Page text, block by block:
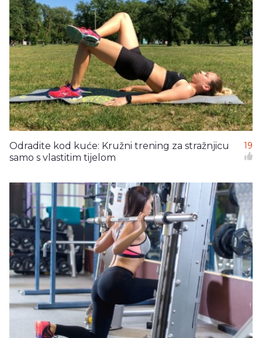
Odradite kod kuće: Kružni trening za stražnjicu
samo s vlastitim tijelom
19